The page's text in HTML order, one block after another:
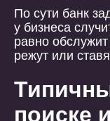
По сути банк
у бизнеса
равно
режут или
поиске